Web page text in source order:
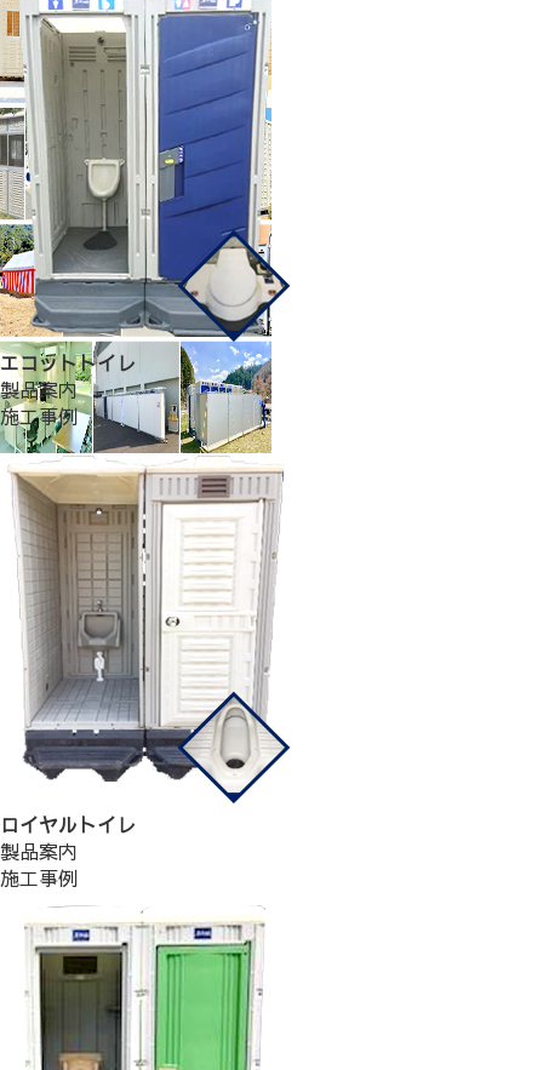
エコットトイレ
製品案内
施工事例
ロイヤルトイレ
製品案内
施工事例